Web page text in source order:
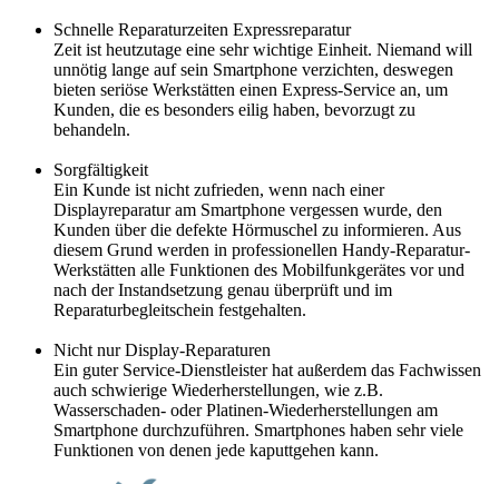
Schnelle Reparaturzeiten Expressreparatur
Zeit ist heutzutage eine sehr wichtige Einheit. Niemand will
unnötig lange auf sein Smartphone verzichten, deswegen
bieten seriöse Werkstätten einen Express-Service an, um
Kunden, die es besonders eilig haben, bevorzugt zu
behandeln.
Sorgfältigkeit
Ein Kunde ist nicht zufrieden, wenn nach einer
Displayreparatur am Smartphone vergessen wurde, den
Kunden über die defekte Hörmuschel zu informieren. Aus
diesem Grund werden in professionellen Handy-Reparatur-
Werkstätten alle Funktionen des Mobilfunkgerätes vor und
nach der Instandsetzung genau überprüft und im
Reparaturbegleitschein festgehalten.
Nicht nur Display-Reparaturen
Ein guter Service-Dienstleister hat außerdem das Fachwissen
auch schwierige Wiederherstellungen, wie z.B.
Wasserschaden- oder Platinen-Wiederherstellungen am
Smartphone durchzuführen. Smartphones haben sehr viele
Funktionen von denen jede kaputtgehen kann.